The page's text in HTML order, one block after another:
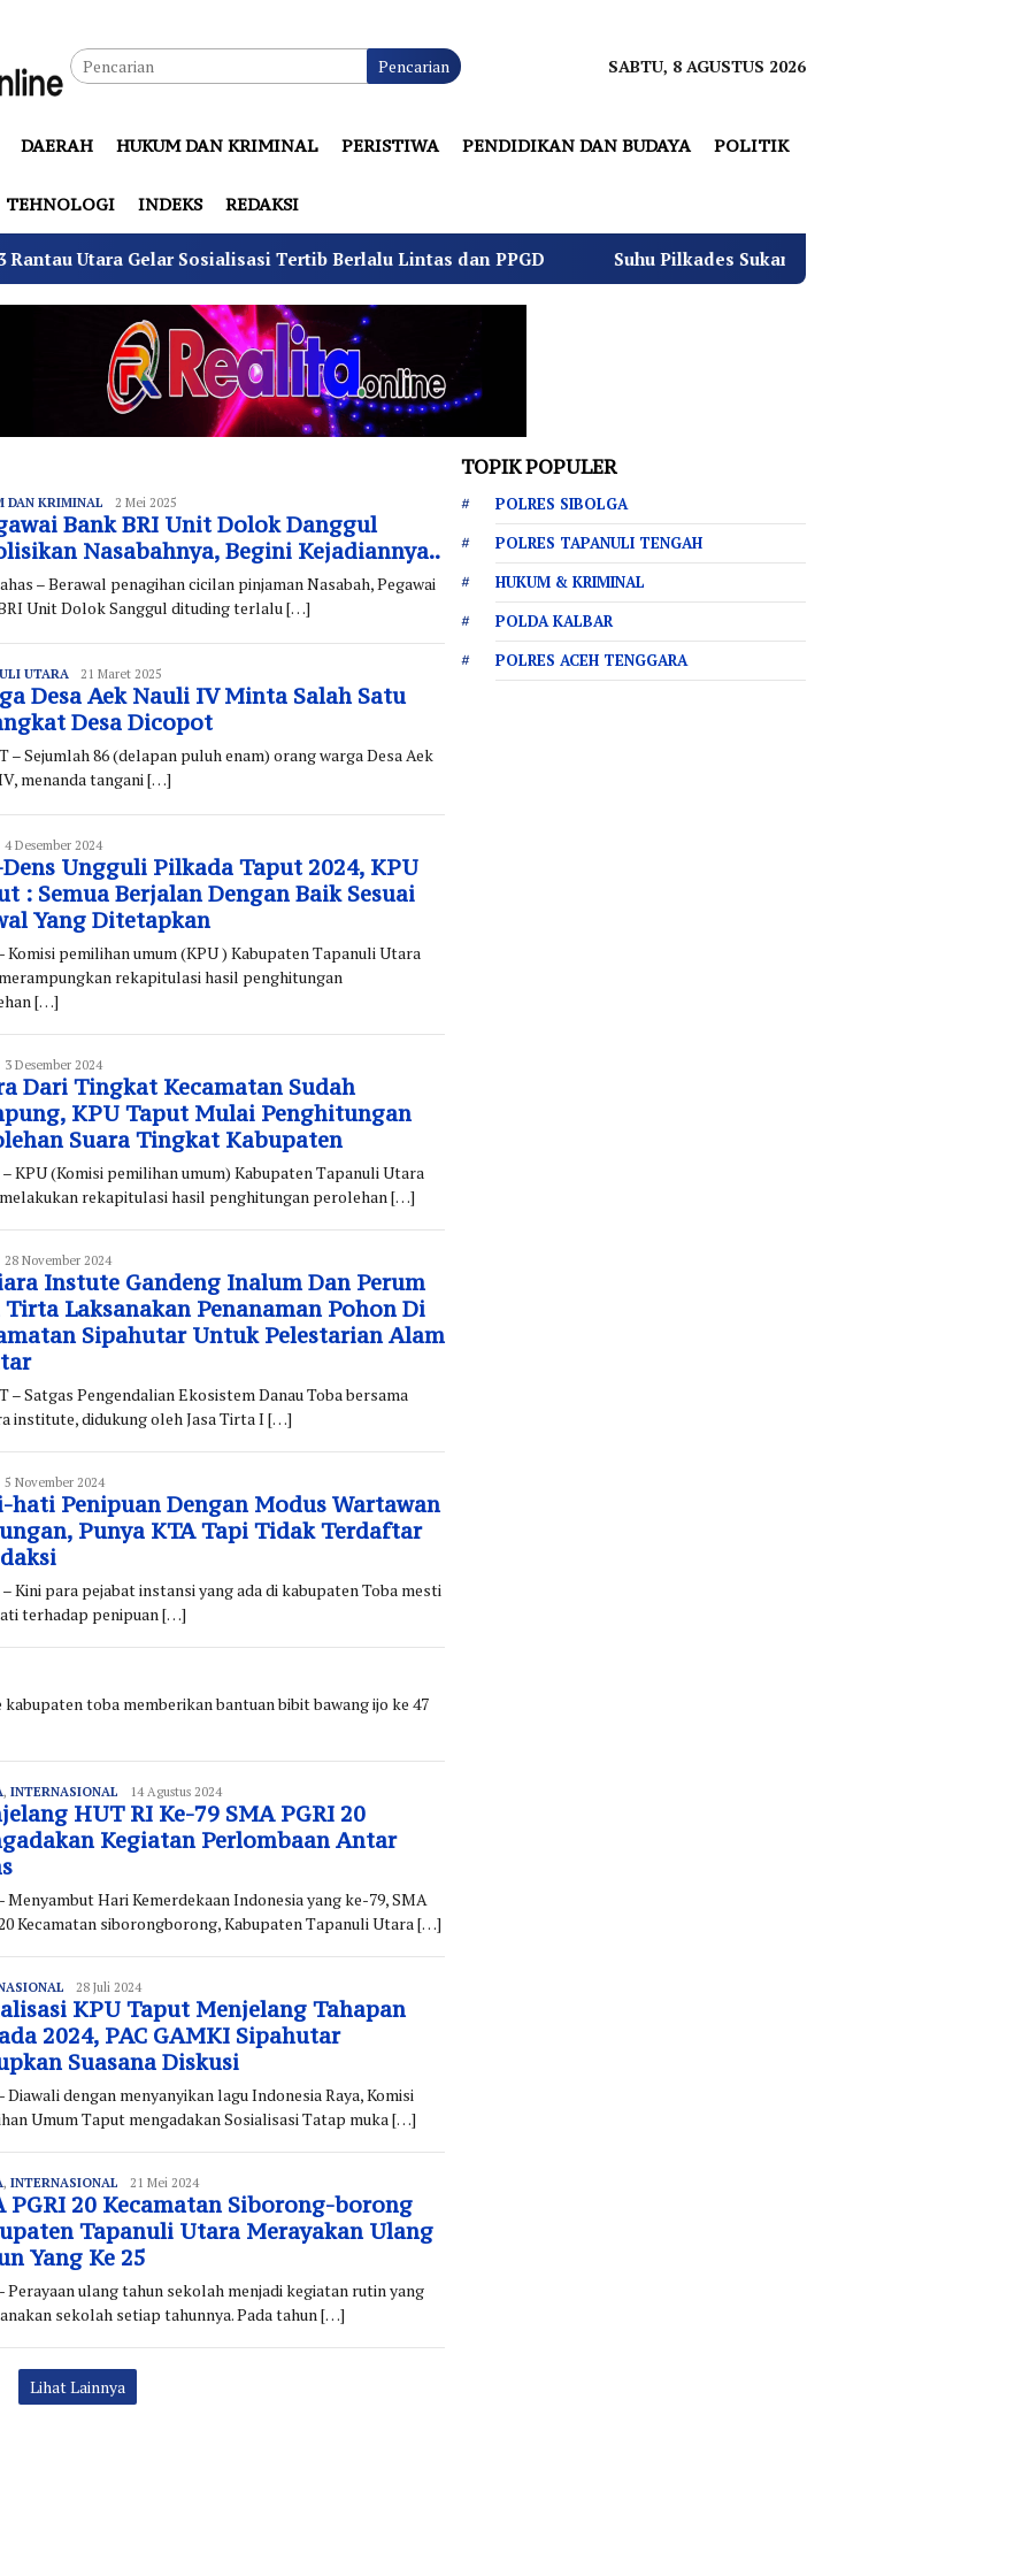
Pencarian SABTU, 8 AGUSTUS 2026
DAERAH HUKUM DAN KRIMINAL PERISTIWA PENDIDIKAN DAN BUDAYA POLITIK
TEHNOLOGI INDEKS REDAKSI
Gelar Sosialisasi Tertib Berlalu Lintas dan PPGD Suhu Pilkades Sukamulya Memanas, 2000 Warga
DAN KRIMINAL Redaksi
2 Mei 2025
Bank BRI Unit Dolok Danggul
Nasabahnya, Begini Kejadiannya..
– Berawal penagihan cicilan pinjaman Nasabah, Pegawai
Unit Dolok Sanggul dituding terlalu […]
UTARA Redaksi
21 Maret 2025
Desa Aek Nauli IV Minta Salah Satu
Desa Dicopot
– Sejumlah 86 (delapan puluh enam) orang warga Desa Aek
menanda tangani […]
Redaksi
4 Desember 2024
Dens Ungguli Pilkada Taput 2024, KPU
: Semua Berjalan Dengan Baik Sesuai
Yang Ditetapkan
Komisi pemilihan umum (KPU ) Kabupaten Tapanuli Utara
rekapitulasi hasil penghitungan
[…]
Redaksi
3 Desember 2024
Dari Tingkat Kecamatan Sudah
KPU Taput Mulai Penghitungan
Suara Tingkat Kabupaten
KPU (Komisi pemilihan umum) Kabupaten Tapanuli Utara
rekapitulasi hasil penghitungan perolehan […]
Redaksi
28 November 2024
Instute Gandeng Inalum Dan Perum
Tirta Laksanakan Penanaman Pohon Di
Sipahutar Untuk Pelestarian Alam
– Satgas Pengendalian Ekosistem Danau Toba bersama
institute, didukung oleh Jasa Tirta I […]
Redaksi
5 November 2024
hati Penipuan Dengan Modus Wartawan
Punya KTA Tapi Tidak Terdaftar
Kini para pejabat instansi yang ada di kabupaten Toba mesti
terhadap penipuan […]
toba memberikan bantuan bibit bawang ijo ke 47
, INTERNASIONAL Redaksi
14 Agustus 2024
HUT RI Ke-79 SMA PGRI 20
Kegiatan Perlombaan Antar
Menyambut Hari Kemerdekaan Indonesia yang ke-79, SMA
Kecamatan siborongborong, Kabupaten Tapanuli Utara […]
Redaksi
28 Juli 2024
KPU Taput Menjelang Tahapan
2024, PAC GAMKI Sipahutar
Suasana Diskusi
Diawali dengan menyanyikan lagu Indonesia Raya, Komisi
Umum Taput mengadakan Sosialisasi Tatap muka […]
, INTERNASIONAL Redaksi
21 Mei 2024
PGRI 20 Kecamatan Siborong-borong
Tapanuli Utara Merayakan Ulang
Yang Ke 25
Perayaan ulang tahun sekolah menjadi kegiatan rutin yang
sekolah setiap tahunnya. Pada tahun […]
Lihat Lainnya
TOPIK POPULER
POLRES SIBOLGA
POLRES TAPANULI TENGAH
HUKUM & KRIMINAL
POLDA KALBAR
POLRES ACEH TENGGARA